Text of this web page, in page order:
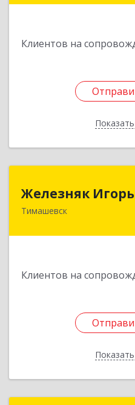
Клиентов на
Железняк
Тимашевск
Клиентов на
352700,